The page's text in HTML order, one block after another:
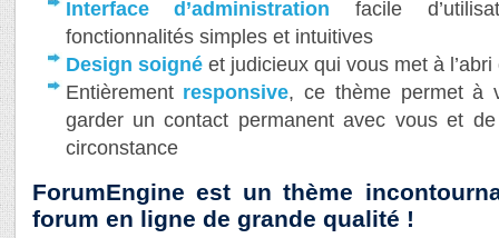
Interface d’administration facile
fonctionnalités simples et intuitives
Design soignéet judicieux qui vous met à
Entièrement responsive, ce thème permet à
garder un contact permanent avec vous et
circonstance
ForumEngine est un thème
forum en ligne de grande qualité !